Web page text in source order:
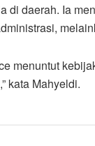
di daerah. Ia
menuntut
kata Mahyeldi.